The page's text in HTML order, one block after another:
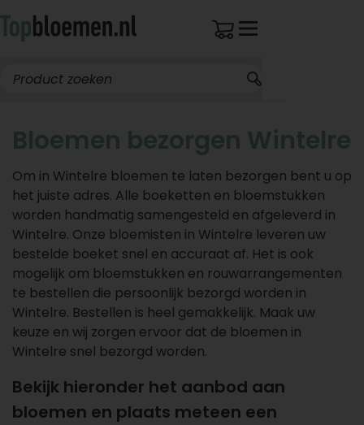
Bloemen bezorgen Wintelre
Om in Wintelre bloemen te laten bezorgen bent u op
het juiste adres. Alle boeketten en bloemstukken
worden handmatig samengesteld en afgeleverd in
Wintelre. Onze bloemisten in Wintelre leveren uw
bestelde boeket snel en accuraat af. Het is ook
mogelijk om bloemstukken en rouwarrangementen
te bestellen die persoonlijk bezorgd worden in
Wintelre. Bestellen is heel gemakkelijk. Maak uw
keuze en wij zorgen ervoor dat de bloemen in
Wintelre snel bezorgd worden.
Bekijk hieronder het aanbod aan
bloemen en plaats meteen een